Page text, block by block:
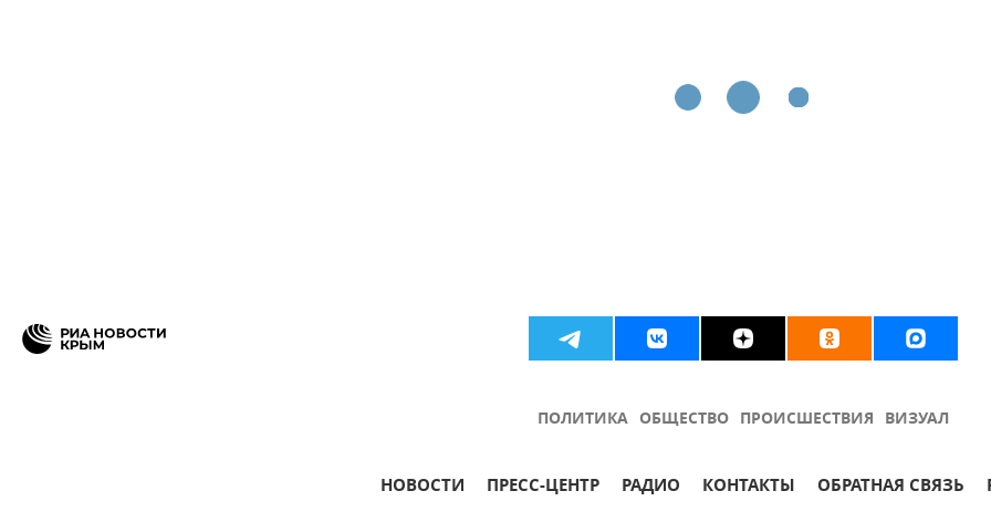
ПОЛИТИКА ОБЩЕСТВО ПРОИСШЕСТВИЯ ВИЗУАЛ
НОВОСТИ ПРЕСС-ЦЕНТР РАДИО КОНТАКТЫ ОБРАТНАЯ СВЯЗЬ